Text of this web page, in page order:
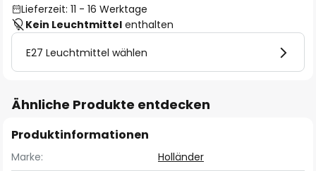
Lieferzeit: 11 - 16 Werktage
Kein Leuchtmittel enthalten
E27 Leuchtmittel wählen
Ähnliche Produkte entdecken
Produktinformationen
Marke:
Holländer